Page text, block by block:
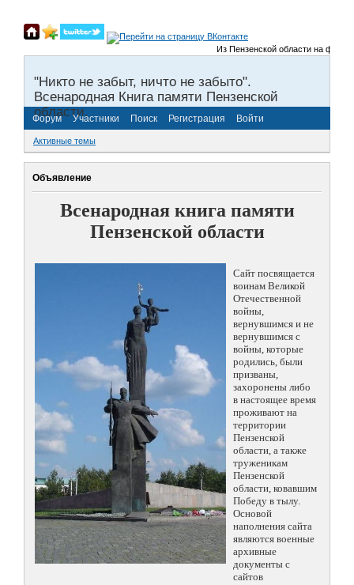
Из Пензенской области на
"Никто не забыт, ничто не забыто".
Всенародная Книга памяти Пензенской
области.
Форум Участники Поиск Регистрация Войти
Активные темы
Объявление
Всенародная книга памяти
Пензенской области
Сайт посвящается
воинам Великой
Отечественной
войны,
вернувшимся и не
вернувшимся с
войны, которые
родились, были
призваны,
захоронены либо
в настоящее время
проживают на
территории
Пензенской
области, а также
труженикам
Пензенской
области, ковавшим
Победу в тылу.
Основой
наполнения сайта
являются военные
архивные
документы с
сайтов